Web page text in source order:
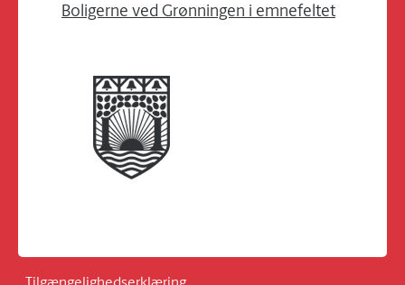
Boligerne ved Grønningen i emnefeltet